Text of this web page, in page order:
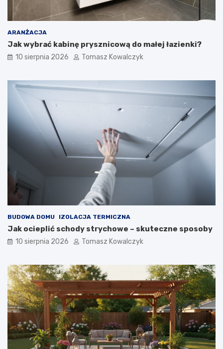
ARANŻACJA
Jak wybrać kabinę prysznicową do małej łazienki?
10 sierpnia 2026 Tomasz Kowalczyk
BUDOWA DOMU IZOLACJA TERMICZNA
Jak ocieplić schody strychowe – skuteczne sposoby
10 sierpnia 2026 Tomasz Kowalczyk